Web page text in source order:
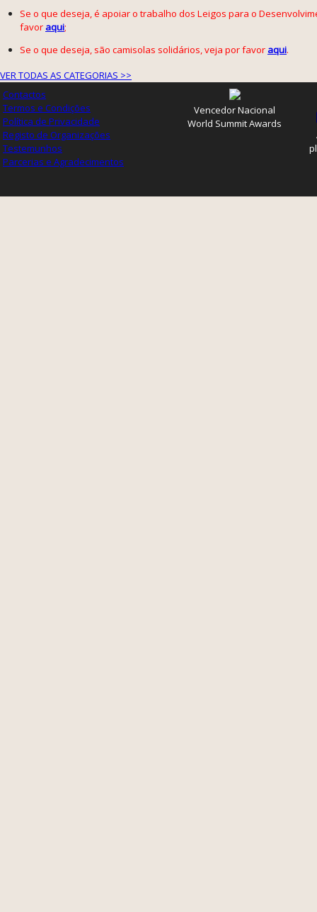
Se o que deseja, é apoiar o trabalho dos Leigos para o
favor aqui;
Se o que deseja, são camisolas solidários, veja por favor aqui.
VER TODAS AS CATEGORIAS >>
Contactos
Termos e Condições
Política de Privacidade
Registo de Organizações
Testemunhos
Parcerias e Agradecimentos
Vencedor Nacional
World Summit Awards